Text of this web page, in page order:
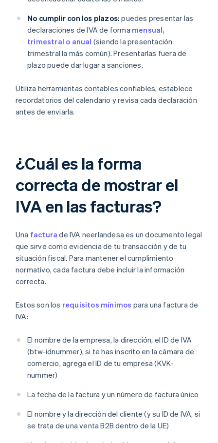
No cumplir con los plazos: puedes presentar las
declaraciones de IVA de forma mensual,
trimestral o anual (siendo la presentación
trimestral la más común). Presentarlas fuera de
plazo puede dar lugar a sanciones.
Utiliza herramientas contables confiables, establece
recordatorios del calendario y revisa cada declaración
antes de enviarla.
¿Cuál es la forma
correcta de mostrar el
IVA en las facturas?
Una factura de IVA neerlandesa es un documento legal
que sirve como evidencia de tu transacción y de tu
situación fiscal. Para mantener el cumplimiento
normativo, cada factura debe incluir la información
correcta.
Estos son los requisitos mínimos para una factura de
IVA:
El nombre de la empresa, la dirección, el ID de IVA
(btw-idnummer), si te has inscrito en la cámara de
comercio, agrega el ID de tu empresa (KVK-
nummer)
La fecha de la factura y un número de factura único
El nombre y la dirección del cliente (y su ID de IVA, si
se trata de una venta B2B dentro de la UE)